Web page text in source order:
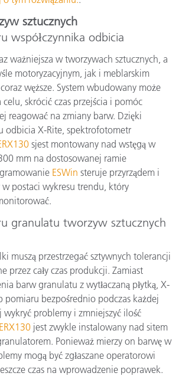
sztucznych
współczynnika odbicia
ważniejsza w tworzywach sztucznych, a
motoryzacyjnym, jak i meblarskim
węższe. System wbudowany może
skrócić czas przejścia i pomóc
reagować na zmiany barw. Dzięki
odbicia X-Rite, spektrofotometr
sjest montowany nad wstęgą w
mm na dostosowanej ramie
ESWin steruje przyrządem i
postaci wykresu trendu, który
granulatu tworzyw sztucznych
muszą przestrzegać sztywnych tolerancji
przez cały czas produkcji. Zamiast
barw granulatu z wytłaczaną płytką, X-
pomiaru bezpośrednio podczas każdej
wykryć problemy i zmniejszyć ilość
ERX130 jest zwykle instalowany nad sitem
Ponieważ mierzy on barwę w
mogą być zgłaszane operatorowi
czas na wprowadzenie poprawek.